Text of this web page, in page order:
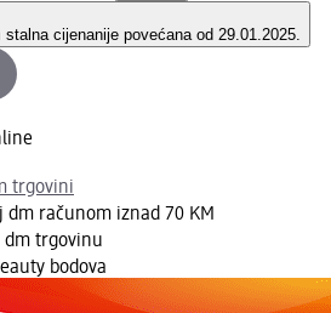
stalna cijenanije povećana od 29.01.2025.
trgovini
dm računom iznad 70 KM
dm trgovinu
bodova